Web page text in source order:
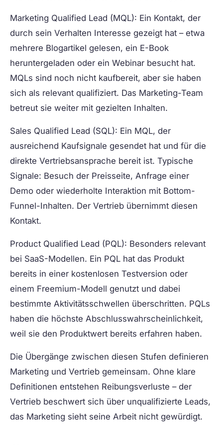
Marketing Qualified Lead (MQL): Ein Kontakt, der
durch sein Verhalten Interesse gezeigt hat – etwa
mehrere Blogartikel gelesen, ein E-Book
heruntergeladen oder ein Webinar besucht hat.
MQLs sind noch nicht kaufbereit, aber sie haben
sich als relevant qualifiziert. Das Marketing-Team
betreut sie weiter mit gezielten Inhalten.
Sales Qualified Lead (SQL): Ein MQL, der
ausreichend Kaufsignale gesendet hat und für die
direkte Vertriebsansprache bereit ist. Typische
Signale: Besuch der Preisseite, Anfrage einer
Demo oder wiederholte Interaktion mit Bottom-
Funnel-Inhalten. Der Vertrieb übernimmt diesen
Kontakt.
Product Qualified Lead (PQL): Besonders relevant
bei SaaS-Modellen. Ein PQL hat das Produkt
bereits in einer kostenlosen Testversion oder
einem Freemium-Modell genutzt und dabei
bestimmte Aktivitätsschwellen überschritten. PQLs
haben die höchste Abschlusswahrscheinlichkeit,
weil sie den Produktwert bereits erfahren haben.
Die Übergänge zwischen diesen Stufen definieren
Marketing und Vertrieb gemeinsam. Ohne klare
Definitionen entstehen Reibungsverluste – der
Vertrieb beschwert sich über unqualifizierte Leads,
das Marketing sieht seine Arbeit nicht gewürdigt.